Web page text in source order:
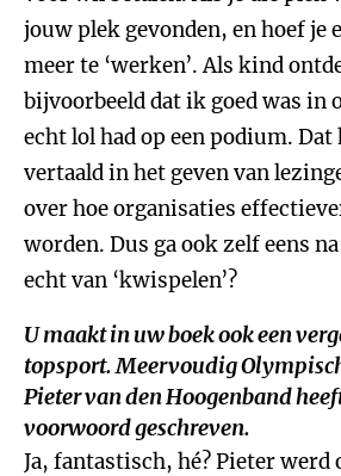
jouw plek gevonden, en hoef je
meer te ‘werken’. Als kind
bijvoorbeeld dat ik goed was in
echt lol had op een podium.
vertaald in het geven van
over hoe organisaties
worden. Dus ga ook zelf eens
echt van ‘kwispelen’?
U maakt in uw boek ook een
topsport. Meervoudig
Pieter van den Hoogenband
voorwoord geschreven.
Ja, fantastisch, hé? Pieter werd